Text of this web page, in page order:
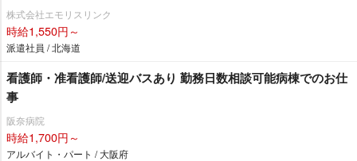
株式会社エモリスリンク
時給1,550円～
派遣社員 / 北海道
看護師・准看護師/送迎バスあり 勤務日数相談可能病棟でのお仕
事
阪奈病院
時給1,700円～
アルバイト・パート / 大阪府